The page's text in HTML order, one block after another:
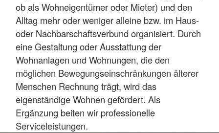
ob als Wohneigentümer oder Mieter) und den
Alltag mehr oder weniger alleine bzw. im Haus-
oder Nachbarschaftsverbund organisiert. Durch
eine Gestaltung oder Ausstattung der
Wohnanlagen und Wohnungen, die den
möglichen Bewegungseinschränkungen älterer
Menschen Rechnung trägt, wird das
eigenständige Wohnen gefördert. Als
Ergänzung beiten wir professionelle
Serviceleistungen.